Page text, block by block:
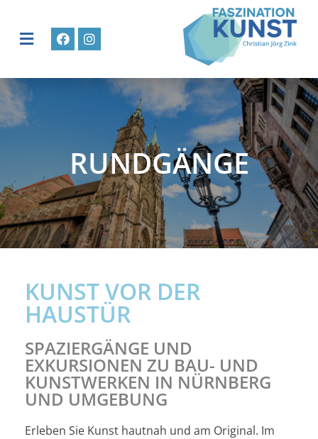
RUNDGÄNGE
KUNST VOR DER
HAUSTÜR
SPAZIERGÄNGE UND
EXKURSIONEN ZU BAU- UND
KUNSTWERKEN IN NÜRNBERG
UND UMGEBUNG
Erleben Sie Kunst hautnah und am Original. Im